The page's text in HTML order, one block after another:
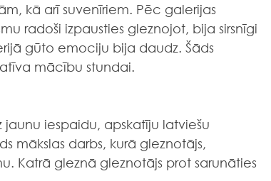
kā arī suvenīriem. Pēc galerijas
radoši izpausties gleznojot, bija sirsnīgi
gūto emociju bija daudz. Šāds
mācību stundai.
jaunu iespaidu, apskatīju latviešu
mākslas darbs, kurā gleznotājs,
Katrā gleznā gleznotājs prot sarunāties